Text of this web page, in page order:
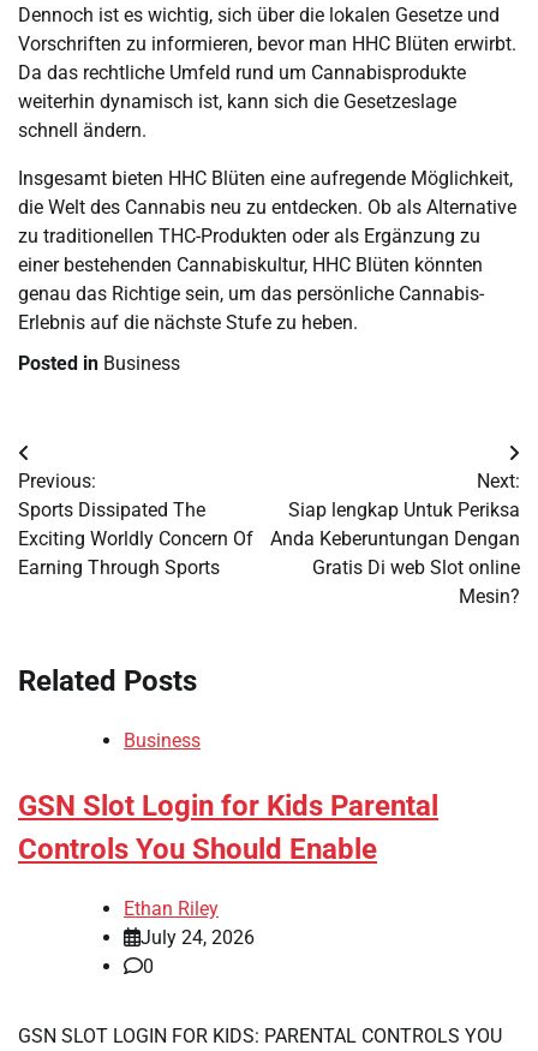
Dennoch ist es wichtig, sich über die lokalen Gesetze und
Vorschriften zu informieren, bevor man HHC Blüten erwirbt.
Da das rechtliche Umfeld rund um Cannabisprodukte
weiterhin dynamisch ist, kann sich die Gesetzeslage
schnell ändern.
Insgesamt bieten HHC Blüten eine aufregende Möglichkeit,
die Welt des Cannabis neu zu entdecken. Ob als Alternative
zu traditionellen THC-Produkten oder als Ergänzung zu
einer bestehenden Cannabiskultur, HHC Blüten könnten
genau das Richtige sein, um das persönliche Cannabis-
Erlebnis auf die nächste Stufe zu heben.
Posted in Business
Post
navigation
Previous:
Sports Dissipated The
Exciting Worldly Concern Of
Earning Through Sports
Next:
Siap lengkap Untuk Periksa
Anda Keberuntungan Dengan
Gratis Di web Slot online
Mesin?
Related Posts
Business
GSN Slot Login for Kids Parental
Controls You Should Enable
Ethan Riley
July 24, 2026
0
GSN SLOT LOGIN FOR KIDS: PARENTAL CONTROLS YOU